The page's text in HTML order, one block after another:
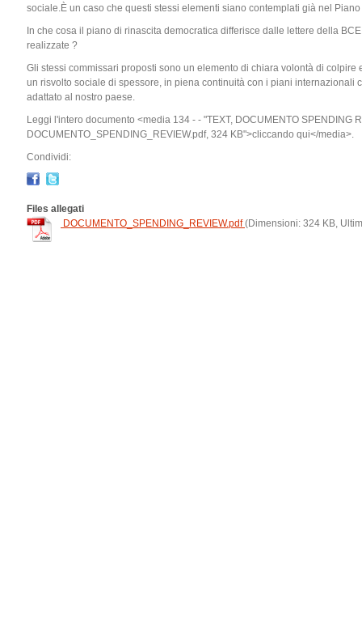
sociale.È un caso che questi stessi elementi siano contemplati già nel
In che cosa il piano di rinascita democratica differisce dalle lettere della
realizzate ?
Gli stessi commissari proposti sono un elemento di chiara volontà di
un risvolto sociale di spessore, in piena continuità con i piani internazionali
adattato al nostro paese.
Leggi l'intero documento <media 134 - - "TEXT, DOCUMENTO SPENDING
DOCUMENTO_SPENDING_REVIEW.pdf, 324 KB">cliccando qui</media>.
Condividi:
Files allegati
DOCUMENTO_SPENDING_REVIEW.pdf(Dimensioni: 324 KB,